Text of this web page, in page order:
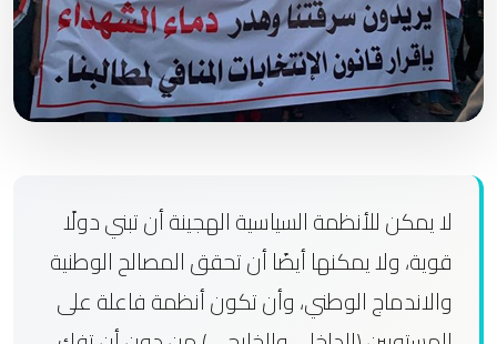
لا يمكن للأنظمة السياسية الهجينة أن تبني دولًا
قوية، ولا يمكنها أيضًا أن تحقق المصالح الوطنية
والاندماج الوطني، وأن تكون أنظمة فاعلة على